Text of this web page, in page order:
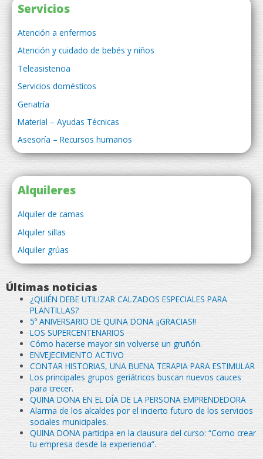
Servicios
Atención a enfermos
Atención y cuidado de bebés y niños
Teleasistencia
Servicios domésticos
Geriatría
Material – Ayudas Técnicas
Asesoría – Recursos humanos
Alquileres
Alquiler de camas
Alquiler sillas
Alquiler grúas
Últimas noticias
¿QUIÉN DEBE UTILIZAR CALZADOS ESPECIALES PARA
PLANTILLAS?
5º ANIVERSARIO DE QUINA DONA ¡¡GRACIAS!!
LOS SUPERCENTENARIOS
Cómo hacerse mayor sin volverse un gruñón.
ENVEJECIMIENTO ACTIVO
CONTAR HISTORIAS, UNA BUENA TERAPIA PARA ESTIMULAR
Los principales grupos geriátricos buscan nuevos cauces
para crecer.
QUINA DONA EN EL DÍA DE LA PERSONA EMPRENDEDORA
Alarma de los alcaldes por el incierto futuro de los servicios
sociales municipales.
QUINA DONA participa en la clausura del curso: “Como crear
tu empresa desde la experiencia”.